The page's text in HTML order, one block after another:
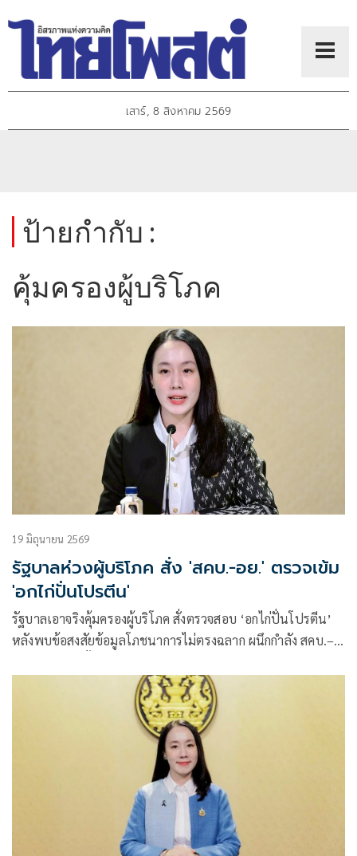
เสาร์, 8 สิงหาคม 2569
ป้ายกำกับ :
คุ้มครองผู้บริโภค
19 มิถุนายน 2569
รัฐบาลห่วงผู้บริโภค สั่ง 'สคบ.-อย.' ตรวจเข้ม
'อกไก่ปั่นโปรตีน'
รัฐบาลเอาจริงคุ้มครองผู้บริโภค สั่งตรวจสอบ ‘อกไก่ปั่นโปรตีน’
หลังพบข้อสงสัยข้อมูลโภชนาการไม่ตรงฉลาก ผนึกกำลัง สคบ.–